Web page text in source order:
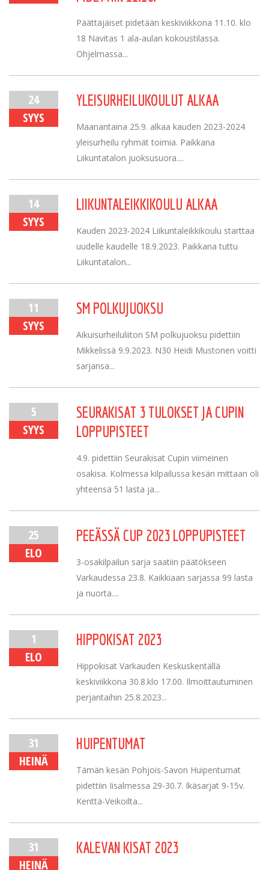
Päättäjäiset pidetään keskiviikkona 11.10. klo
18 Navitas 1 ala-aulan kokoustilassa.
Ohjelmassa...
24
SYYS
YLEISURHEILUKOULUT ALKAA
Maanantaina 25.9. alkaa kauden 2023-2024
yleisurheilu ryhmät toimia. Paikkana
Liikuntatalon juoksusuora....
14
SYYS
LIIKUNTALEIKKIKOULU ALKAA
Kauden 2023-2024 Liikuntaleikkikoulu starttaa
uudelle kaudelle 18.9.2023. Paikkana tuttu
Liikuntatalon...
11
SYYS
SM POLKUJUOKSU
Aikuisurheiluliiton SM polkujuoksu pidettiin
Mikkelissä 9.9.2023. N30 Heidi Mustonen voitti
sarjansa...
5
SYYS
SEURAKISAT 3 TULOKSET JA CUPIN
LOPPUPISTEET
4.9. pidettiin Seurakisat Cupin viimeinen
osakisa. Kolmessa kilpailussa kesän mittaan oli
yhteensä 51 lasta ja...
25
ELO
PEEÄSSÄ CUP 2023 LOPPUPISTEET
3-osakilpailun sarja saatiin päätökseen
Varkaudessa 23.8. Kaikkiaan sarjassa 99 lasta
ja nuorta....
1
ELO
HIPPOKISAT 2023
Hippokisat Varkauden Keskuskentällä
keskiviikkona 30.8.klo 17.00. Ilmoittautuminen
perjantaihin 25.8.2023...
31
HEINÄ
HUIPENTUMAT
Tämän kesän Pohjois-Savon Huipentumat
pidettiin Iisalmessa 29-30.7. Ikäsarjat 9-15v.
Kenttä-Veikoilta...
31
HEINÄ
KALEVAN KISAT 2023